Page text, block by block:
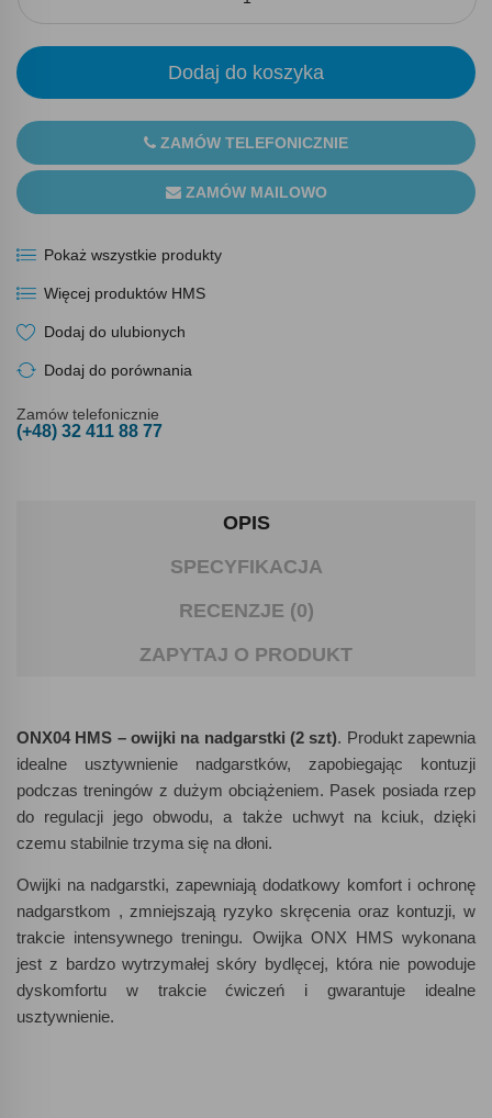
Dodaj do koszyka
ZAMÓW TELEFONICZNIE
ZAMÓW MAILOWO
Pokaż wszystkie produkty
Więcej produktów HMS
Dodaj do ulubionych
Dodaj do porównania
Zamów telefonicznie
(+48) 32 411 88 77
OPIS
SPECYFIKACJA
RECENZJE (0)
ZAPYTAJ O PRODUKT
ONX04 HMS – owijki na nadgarstki (2 szt). Produkt zapewnia
idealne usztywnienie nadgarstków, zapobiegając kontuzji
podczas treningów z dużym obciążeniem. Pasek posiada rzep
do regulacji jego obwodu, a także uchwyt na kciuk, dzięki
czemu stabilnie trzyma się na dłoni.
Owijki na nadgarstki, zapewniają dodatkowy komfort i ochronę
nadgarstkom , zmniejszają ryzyko skręcenia oraz kontuzji, w
trakcie intensywnego treningu. Owijka ONX HMS wykonana
jest z bardzo wytrzymałej skóry bydlęcej, która nie powoduje
dyskomfortu w trakcie ćwiczeń i gwarantuje idealne
usztywnienie.